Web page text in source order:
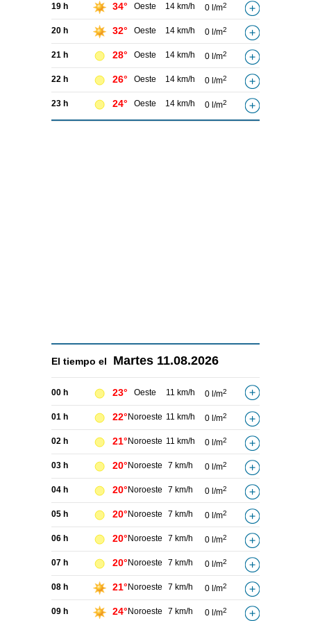
19 h 34° Oeste 14 km/h 0 l/m2
20 h 32° Oeste 14 km/h 0 l/m2
21 h 28° Oeste 14 km/h 0 l/m2
22 h 26° Oeste 14 km/h 0 l/m2
23 h 24° Oeste 14 km/h 0 l/m2
El tiempo el Martes 11.08.2026
00 h 23° Oeste 11 km/h 0 l/m2
01 h 22° Noroeste 11 km/h 0 l/m2
02 h 21° Noroeste 11 km/h 0 l/m2
03 h 20° Noroeste 7 km/h 0 l/m2
04 h 20° Noroeste 7 km/h 0 l/m2
05 h 20° Noroeste 7 km/h 0 l/m2
06 h 20° Noroeste 7 km/h 0 l/m2
07 h 20° Noroeste 7 km/h 0 l/m2
08 h 21° Noroeste 7 km/h 0 l/m2
09 h 24° Noroeste 7 km/h 0 l/m2